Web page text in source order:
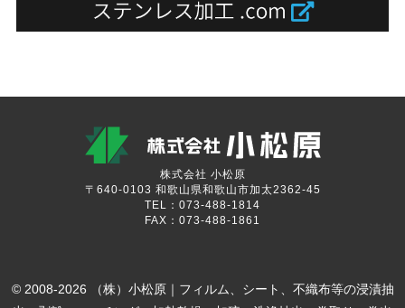
株式会社 小松原
〒640-0103 和歌山県和歌山市加太2362-45
TEL：073-488-1814
FAX：073-488-1861
© 2008-2026 （株）小松原｜フィルム、シート、不織布等の浸漬抽